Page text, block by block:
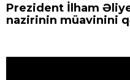
Prezident İlham
nazirinin müavinini